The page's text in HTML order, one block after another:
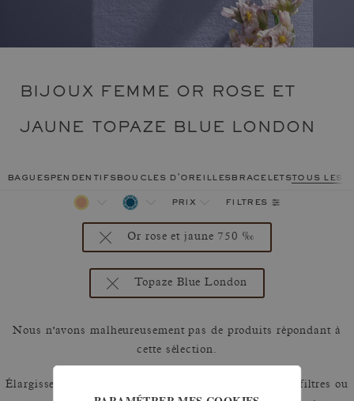
BIJOUX FEMME OR ROSE ET
JAUNE TOPAZE BLUE LONDON
baguespendentifsboucles d'oreillesbraceletstous les
prix filtres
Or rose et jaune 750 ‰
Topaze Blue London
Nous n'avons malheureusement pas de produits répondant à
cette sélection.
Élargissez votre recherche en retirant un ou plusieurs filtres ou